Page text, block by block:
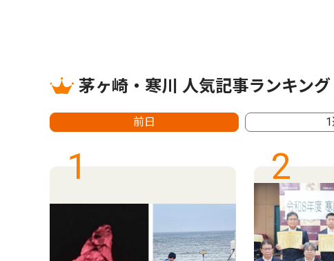
茅ヶ崎・寒川 人気記事ランキング
前日
1 2